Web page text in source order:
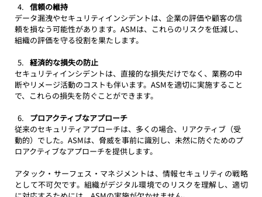
信頼の維持
データ漏洩やセキュリティインシデントは、企業の評価や顧客の信
頼を損なう可能性があります。ASMは、これらのリスクを低減し、
組織の評価を守る役割を果たします。
経済的な損失の防止
セキュリティインシデントは、直接的な損失だけでなく、業務の中
断やリメージ活動のコストも伴います。ASMを適切に実施すること
で、これらの損失を防ぐことができます。
プロアクティブなアプローチ
従来のセキュリティアプローチは、多くの場合、リアクティブ（受
動的）でした。ASMは、脅威を事前に識別し、未然に防ぐためのプ
ロアクティブなアプローチを提供します。
アタック・サーフェス・マネジメントは、情報セキュリティの戦略
として不可欠です。組織がデジタル環境でのリスクを理解し、適切